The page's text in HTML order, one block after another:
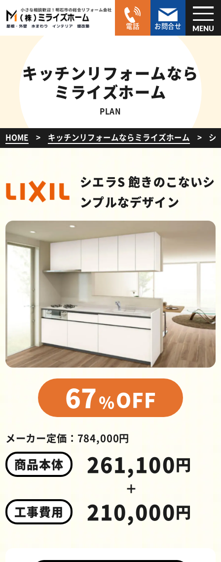
電話 お問合せ MENU
キッチンリフォームなら
ミライズホーム
PLAN
HOME キッチンリフォームならミライズホーム シ
シエラS 飽きのこないシ
ンプルなデザイン
67％OFF
メーカー定価：784,000円
商品本体 261,100円
＋
工事費用
210,000円